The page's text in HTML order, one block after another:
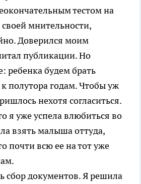
тестом на
мнительности,
Доверился моим
публикации. Но
ребенка будем брать
полутора годам. Чтобы уж
нехотя согласиться.
я уже успела влюбиться во
взять малыша оттуда,
почти всю ее на тот уже
сбор документов. Я решила